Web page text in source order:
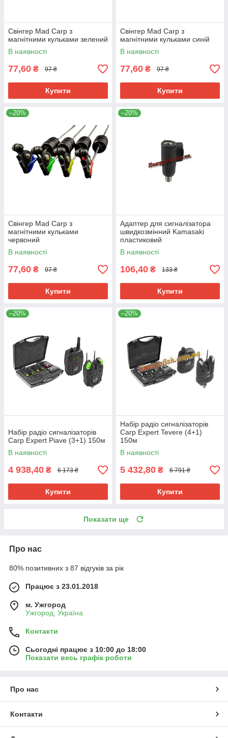
Свінгер Mad Carp з
магнітними кульками зелений
В наявності
77,60 ₴ 97 ₴
Купити
Свінгер Mad Carp з
магнітними кульками синій
В наявності
77,60 ₴ 97 ₴
Купити
–20%
Свінгер Mad Carp з
магнітними кульками
червоний
В наявності
77,60 ₴ 97 ₴
Купити
–20%
Адаптер для сигналізатора
швидкозмінний Kamasaki
пластиковий
В наявності
106,40 ₴ 133 ₴
Купити
–20%
Набір радіо сигналізаторів
Carp Expert Piave (3+1) 150м
В наявності
4 938,40 ₴ 6 173 ₴
Купити
–20%
Набір радіо сигналізаторів
Carp Expert Tevere (4+1)
150м
В наявності
5 432,80 ₴ 6 791 ₴
Купити
Показати ще
Про нас
80% позитивних з 87 відгуків за рік
Працює з 23.01.2018
м. Ужгород
Ужгород, Україна
Контакти
Сьогодні працює з 10:00 до 18:00
Показати весь графік роботи
Про нас
Контакти